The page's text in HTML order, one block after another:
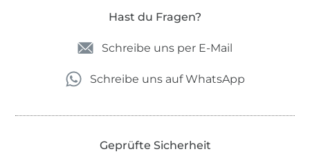
Hast du Fragen?
Schreibe uns per E-Mail
Schreibe uns auf WhatsApp
Geprüfte Sicherheit